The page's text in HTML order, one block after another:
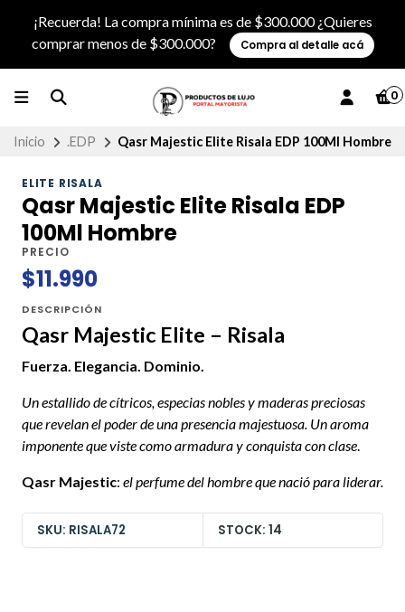
¡Recuerda! La compra mínima es de $300.000 ¿Quieres
comprar menos de $300.000?
Compra al detalle acá
0
Inicio .EDP Qasr Majestic Elite Risala EDP 100Ml Hombre
ELITE RISALA
Qasr Majestic Elite Risala EDP
100Ml Hombre
PRECIO
$11.990
DESCRIPCIÓN
Qasr Majestic Elite – Risala
Fuerza. Elegancia. Dominio.
Un estallido de cítricos, especias nobles y maderas preciosas
que revelan el poder de una presencia majestuosa. Un aroma
imponente que viste como armadura y conquista con clase.
Qasr Majestic: el perfume del hombre que nació para liderar.
SKU: RISALA72 STOCK: 14